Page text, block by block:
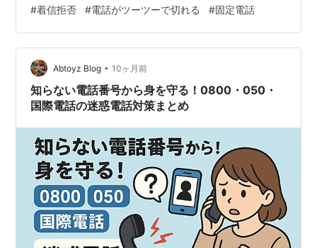
定電話と携帯電話での違いや、通話が繋がらないときの
対処法、迷惑電話の防止策なども詳しく紹介していま
す。 急に通話が切れてしまう原因を理解しておけば、誤
解を防ぎ、よりスムーズなコミュニケーションを取るこ
とができます。 それでは、ツーツー音の正体から順に見
ていきましょう。 電話がツーツーで切れる理…
#着信拒否 #電話がツーツーで切れる #固定電話
Abtoyz Blog • 10ヶ月前
知らない電話番号から身を守る！0800・050・
国際電話の迷惑電話対策まとめ